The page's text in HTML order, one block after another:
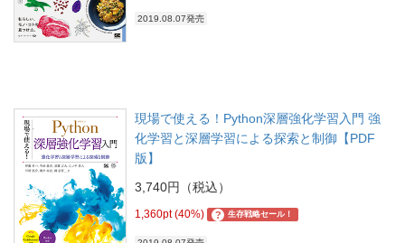
2019.08.07発売
現場で使える！Python深層強化学習入門 強
化学習と深層学習による探索と制御【PDF
版】
3,740円（税込）
1,360pt (40%) ? 生存戦略セール！